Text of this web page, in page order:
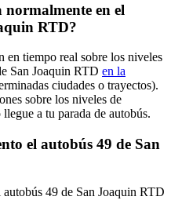
en el
RTD?
en tiempo real sobre los niveles
San Joaquin RTD en la
ciudades o trayectos).
sobre los niveles de
a tu parada de autobús.
el autobús 49 de San
49 de San Joaquin RTD